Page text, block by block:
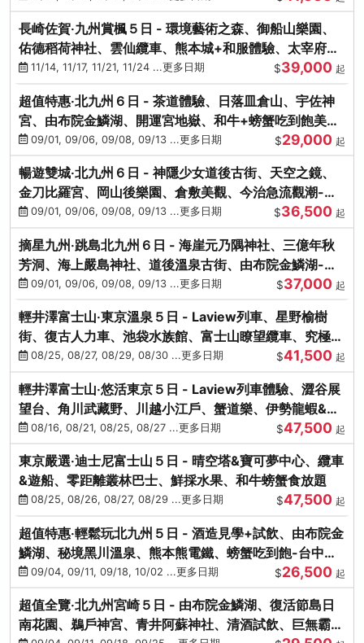
長崎佐賀‧九州賞楓５日 - 環境藝術之森、御船山樂園、
佑德稻荷神社、雲仙纜車、熊本城+和服體驗、太宰府天
滿宮、光明禪寺
11/14, 11/17, 11/21, 11/24 ...更多日期 $39,000 起
超值特惠‧北九州６日 - 茶道體驗、日落皿倉山、宇佐神
宮、由布院金鱗湖、開運宮地嶽、和牛+螃蟹吃到飽美
饌-台中出發
09/01, 09/06, 09/08, 09/13 ...更多日期 $29,000 起
暢遊雙城‧北九州６日 - 神隱少女道後古街、天空之鏡、
金刀比羅宮、岡山後樂園、倉敷美觀、今治急流觀潮-台
中出發
09/01, 09/06, 09/08, 09/13 ...更多日期 $36,500 起
摘星九州‧跳島北九州６日 - 海崖元乃隅神社、三億年秋
芳洞、海上嚴島神社、道後溫泉古街、由布院金鱗湖-台
中出發
09/01, 09/06, 09/08, 09/13 ...更多日期 $37,000 起
輕井澤富士山‧東京溫泉５日 - Laview列車、星野榆樹
街、復古人力車、池袋水族館、富士山瞭望纜車、究極海
鮮食放題
08/25, 08/27, 08/29, 08/30 ...更多日期 $41,500 起
輕井澤富士山‧悠活東京５日 - Laview列車體驗、澀谷展
望台、角川武藏野、川越小江戶、蟹道樂、伊勢龍蝦&海
膽生魚片
08/16, 08/21, 08/25, 08/27 ...更多日期 $47,500 起
東京嚴選‧迪士尼富士山５日 - 晴空塔&寶可夢中心、纜車
&遊船、零距離叢林巴士、鮮採水果、和牛螃蟹食放題
08/25, 08/26, 08/27, 08/29 ...更多日期 $47,500 起
超值特惠‧輕鬆玩北九州５日 - 酒造見學+試飲、由布院金
鱗湖、秘境黑川溫泉、熊本熊電鐵、螃蟹吃到飽-台中出
發09/04, 09/11, 09/18, 10/02 ...更多日期 $26,500 起
超值全覽‧北九州宮崎５日 - 由布院金鱗湖、復活節島日
南花園、鵜戶神宮、青井阿蘇神社、清酒試飲、巨無霸熊